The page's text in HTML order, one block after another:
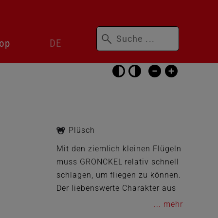
Barrierefrei-
Einstellungen
überspringen
überspringen
DE
Suchbegriffe
Plüsch
Mit den ziemlich kleinen Flügeln
muss GRONCKEL relativ schnell
schlagen, um fliegen zu können.
Der liebenswerte Charakter aus